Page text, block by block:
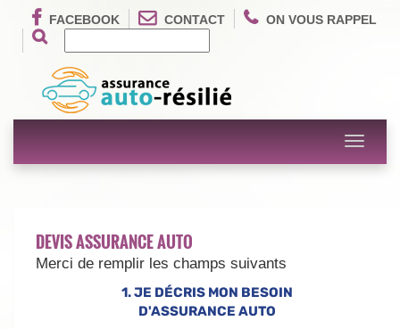
FACEBOOK CONTACT ON VOUS RAPPEL
Toggle
DEVIS ASSURANCE AUTO
Merci de remplir les champs suivants